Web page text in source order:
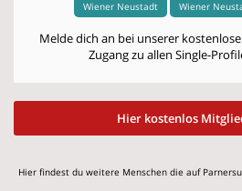
Wiener Neustadt
Wiener
Melde dich an bei unserer
Zugang zu allen Single-
Hier kostenlos
Hier findest du weitere Menschen die auf